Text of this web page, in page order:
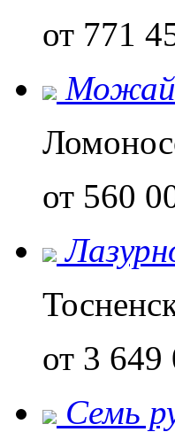
от 771
от 560
от 3 649
Семь